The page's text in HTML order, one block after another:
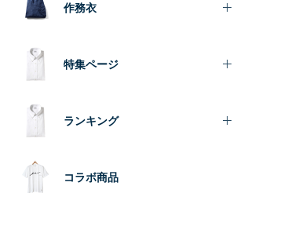
作務衣
特集ページ
ランキング
コラボ商品